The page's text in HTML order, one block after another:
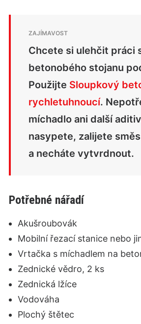
Chcete si ulehčit práci
betonobého stojanu
Použijte Sloupkový
rychletuhnoucí.
míchadlo ani další
nasypete, zalijete
a necháte vytvrdnout.
Potřebné nářadí
Akušroubovák
Mobilní řezací stanice nebo
Vrtačka s míchadlem na
Zednické vědro, 2 ks
Zednická lžíce
Vodováha
Plochý štětec